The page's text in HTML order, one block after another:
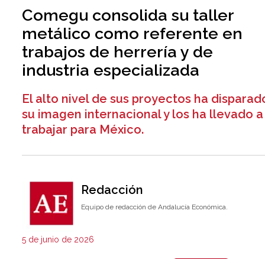
Comegu consolida su taller
metálico como referente en
trabajos de herrería y de
industria especializada
El alto nivel de sus proyectos ha
su imagen internacional y los ha llevado a
trabajar para México.
Redacción
Equipo de redacción de Andalucía Económica.
5 de junio de 2026